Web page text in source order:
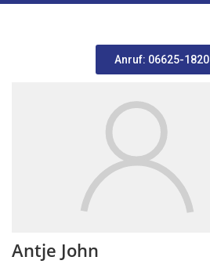
Anruf: 06625-1820
Antje John